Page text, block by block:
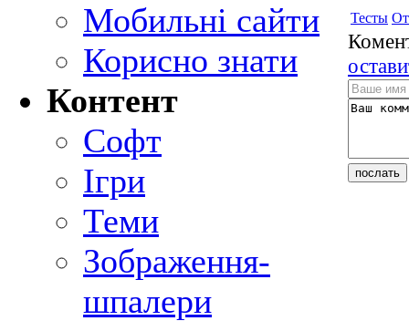
Мобильні сайти
Корисно знати
Контент
Софт
Ігри
Теми
Зображення-
шпалери
Тесты